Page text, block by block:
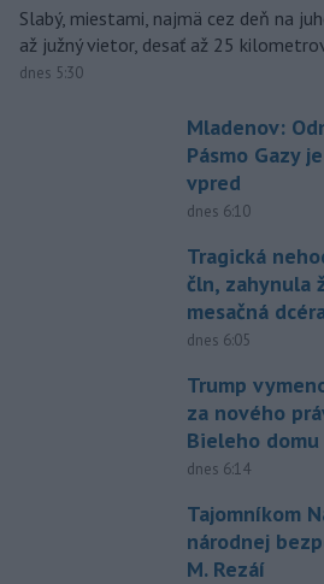
Slabý, miestami, najmä cez deň na
až južný vietor, desať až 25
dnes 5:30
Mladenov:
Pásmo Gazy
vpred
dnes 6:10
Tragická
čln, zahynula
mesačná
dnes 6:05
Trump
za nového
Bieleho domu
dnes 6:14
Tajomníkom
národnej
M. Rezáí